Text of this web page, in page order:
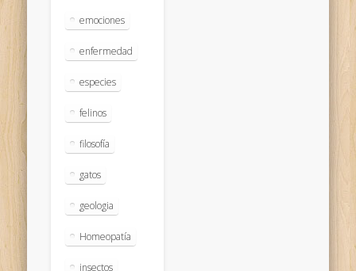
emociones
enfermedad
especies
felinos
filosofía
gatos
geologia
Homeopatía
insectos